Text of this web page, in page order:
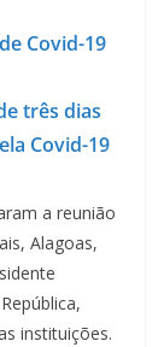
Covid-19
três dias
Covid-19
a reunião
Alagoas,
instituições.